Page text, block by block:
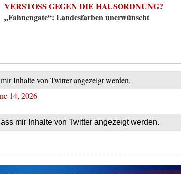
VERSTOSS GEGEN DIE HAUSORDNUNG?
„Fahnengate“: Landesfarben unerwünscht
Inhalte von Twitter angezeigt werden.
14, 2026
mir Inhalte von Twitter angezeigt werden.